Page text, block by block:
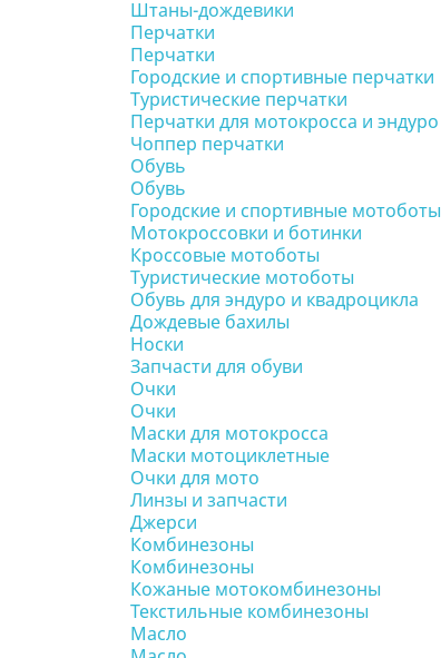
Штаны-дождевики
Перчатки
Перчатки
Городские и спортивные перчатки
Туристические перчатки
Перчатки для мотокросса и эндуро
Чоппер перчатки
Обувь
Обувь
Городские и спортивные мотоботы
Мотокроссовки и ботинки
Кроссовые мотоботы
Туристические мотоботы
Обувь для эндуро и квадроцикла
Дождевые бахилы
Носки
Запчасти для обуви
Очки
Очки
Маски для мотокросса
Маски мотоциклетные
Очки для мото
Линзы и запчасти
Джерси
Комбинезоны
Комбинезоны
Кожаные мотокомбинезоны
Текстильные комбинезоны
Масло